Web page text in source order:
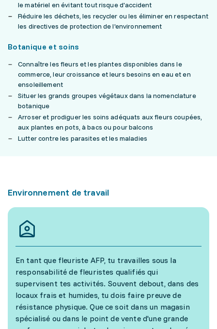
le matériel en évitant tout risque d'accident
Réduire les déchets, les recycler ou les éliminer en respectant
les directives de protection de l'environnement
Botanique et soins
Connaître les fleurs et les plantes disponibles dans le
commerce, leur croissance et leurs besoins en eau et en
ensoleillement
Situer les grands groupes végétaux dans la nomenclature
botanique
Arroser et prodiguer les soins adéquats aux fleurs coupées,
aux plantes en pots, à bacs ou pour balcons
Lutter contre les parasites et les maladies
Environnement de travail
En tant que fleuriste AFP, tu travailles sous la
responsabilité de fleuristes qualifiés qui
supervisent tes activités. Souvent debout, dans des
locaux frais et humides, tu dois faire preuve de
résistance physique. Que ce soit dans un magasin
spécialisé ou dans le point de vente d'une grande